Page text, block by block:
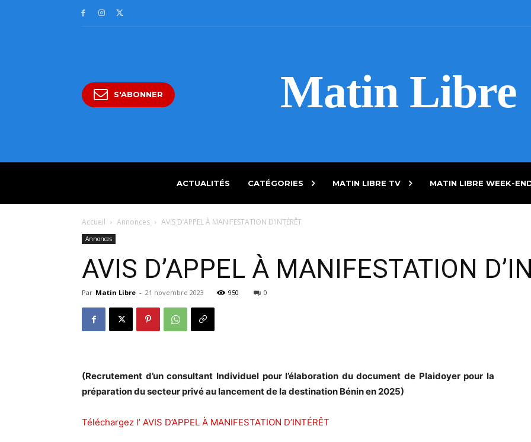
S'ABONNER Matin Libre
ACTUALITÉS CATÉGORIES MATIN LIBRE TV MATIN LIBRE WEEK-
Accueil Annonces AVIS D’APPEL À MANIFESTATION D’INTÉRÊT
Annonces
AVIS D’APPEL À MANIFESTATION
Par Matin Libre - 21 novembre 2023 950 0
(Recrutement d’un consultant Individuel pour l’élaboration du document de Plaidoyer pour la
préparation du secteur privé au lancement de la destination Bénin en 2025)
Téléchargez l’ AVIS D’APPEL À MANIFESTATION D’INTÉRÊT